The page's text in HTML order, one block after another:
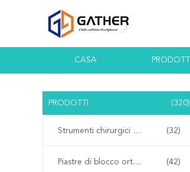
CASA PRODOTTI
PRODOTTI (320)
Strumenti chirurgici ortopedici (32)
Piastre di blocco ortopediche (42)